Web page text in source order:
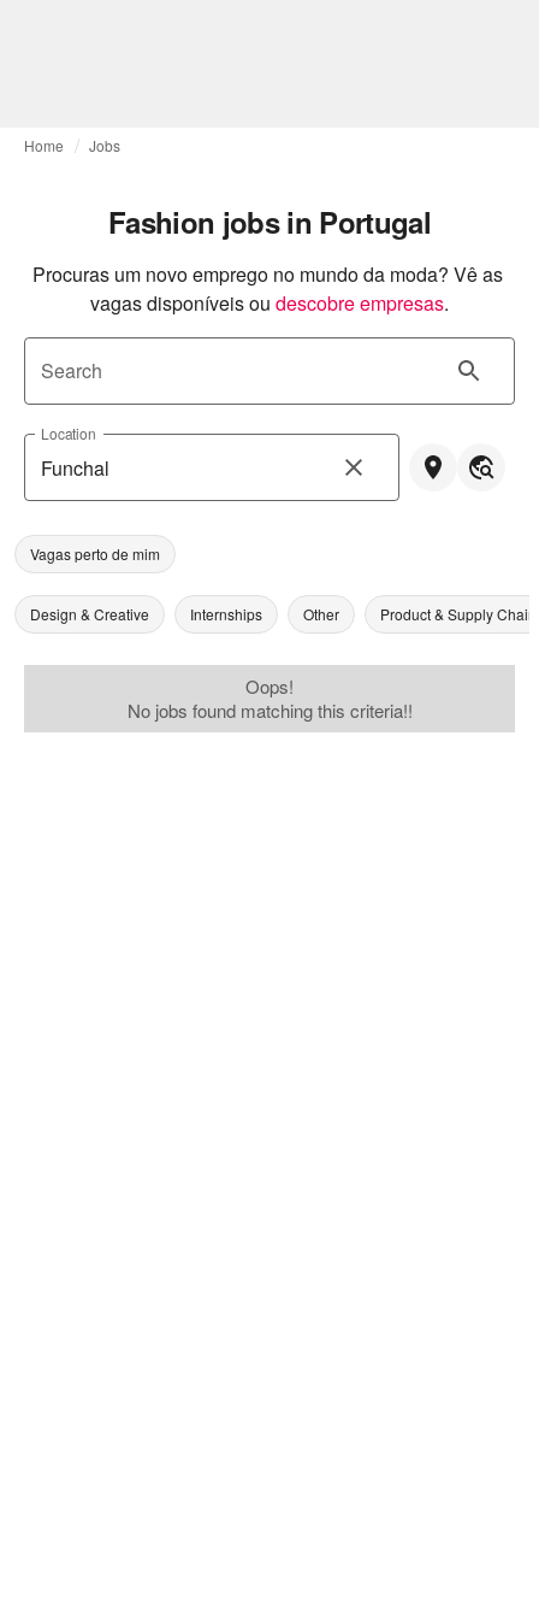
Home Jobs
Fashion jobs in Portugal
Procuras um novo emprego no mundo da moda? Vê as
vagas disponíveis ou descobre empresas.
Search
Location
Vagas perto de mim
Design & Creative Internships Other Product & Supply Chain
Oops!
No jobs found matching this criteria!!